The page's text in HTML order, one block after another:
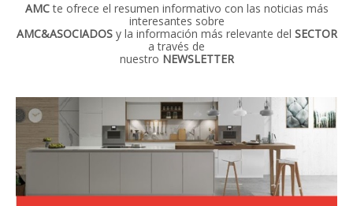
AMCte ofrece el resumen informativo con las noticias más
interesantes sobre
AMC&ASOCIADOSy la información más relevante del SECTOR
a través de
nuestro NEWSLETTER